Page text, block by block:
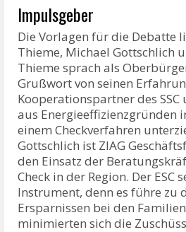
Impulsgeber
Die Vorlagen für die Debatte
Thieme, Michael Gottschlich
Thieme sprach als
Grußwort von seinen
Kooperationspartner des SSC
aus Energieeffizienzgründen
einem Checkverfahren
Gottschlich ist ZIAG
den Einsatz der
Check in der Region. Der ESC
Instrument, denn es führe zu
Ersparnissen bei den
minimierten sich die